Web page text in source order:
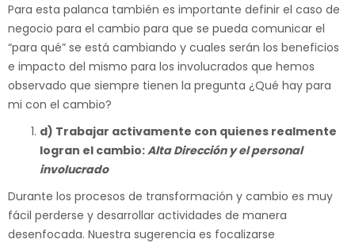
Para esta palanca también es importante definir el caso de
negocio para el cambio para que se pueda comunicar el
“para qué” se está cambiando y cuales serán los beneficios
e impacto del mismo para los involucrados que hemos
observado que siempre tienen la pregunta ¿Qué hay para
mi con el cambio?
d) Trabajar activamente con quienes realmente
logran el cambio:Alta Dirección yel personal
involucrado
Durante los procesos de transformación y cambio es muy
fácil perderse y desarrollar actividades de manera
desenfocada. Nuestra sugerencia es focalizarse